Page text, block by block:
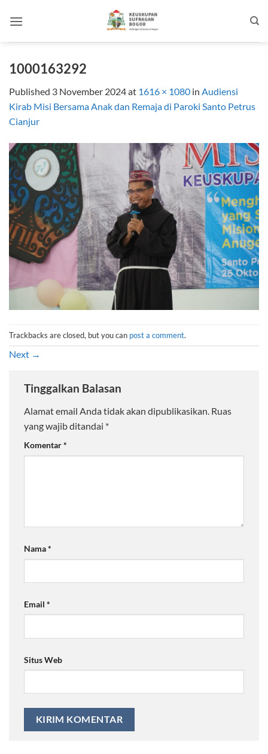
1000163292
Published 3 November 2024at 1616 × 1080 in Audiensi
Kirab Misi Bersama Anak dan Remaja di Paroki Santo Petrus
Cianjur
Trackbacks are closed, but you can post a comment.
Next →
Tinggalkan Balasan
Alamat email Anda tidak akan dipublikasikan. Ruas
yang wajib ditandai *
Komentar*
Nama*
Email *
Situs Web